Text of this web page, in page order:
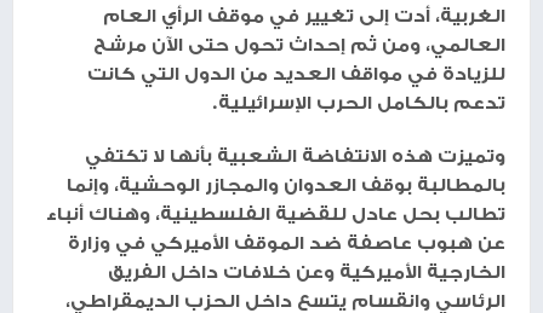
الغربية، أدت إلى تغيير في موقف الرأي العام
العالمي، ومن ثم إحداث تحول حتى الآن مرشح
للزيادة في مواقف العديد من الدول التي كانت
تدعم بالكامل الحرب الإسرائيلية.
وتميزت هذه الانتفاضة الشعبية بأنها لا تكتفي
بالمطالبة بوقف العدوان والمجازر الوحشية، وإنما
تطالب بحل عادل للقضية الفلسطينية، وهناك أنباء
عن هبوب عاصفة ضد الموقف الأميركي في وزارة
الخارجية الأميركية وعن خلافات داخل الفريق
الرئاسي وانقسام يتسع داخل الحزب الديمقراطي،